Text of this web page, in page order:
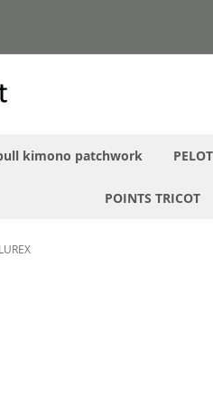
kimono patchwork
POINTS TRICOT